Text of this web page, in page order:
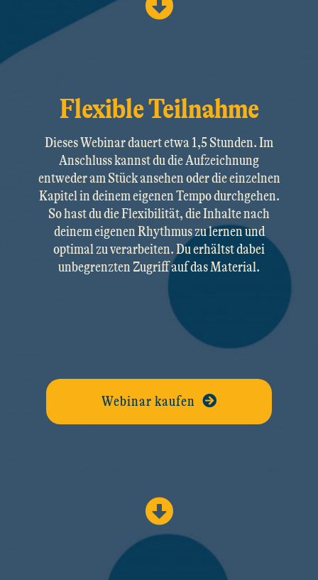
Flexible Teilnahme
Dieses Webinar dauert etwa 1,5 Stunden. Im
Anschluss kannst du die Aufzeichnung
entweder am Stück ansehen oder die einzelnen
Kapitel in deinem eigenen Tempo durchgehen.
So hast du die Flexibilität, die Inhalte nach
deinem eigenen Rhythmus zu lernen und
optimal zu verarbeiten. Du erhältst dabei
unbegrenzten Zugriff auf das Material.
Webinar kaufen